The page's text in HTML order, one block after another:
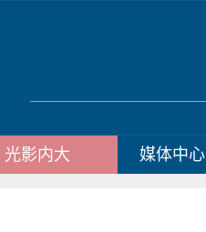
光影内大 媒体中心